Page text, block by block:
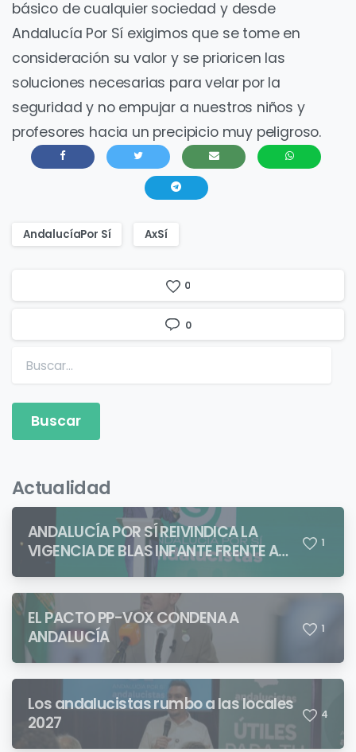
básico de cualquier sociedad y desde
Andalucía Por Sí exigimos que se tome en
consideración su valor y se prioricen las
soluciones necesarias para velar por la
seguridad y no empujar a nuestros niños y
profesores hacia un precipicio muy peligroso.
AndalucíaPor Sí AxSí
0
0
Buscar:
Actualidad
ANDALUCÍA POR SÍ REIVINDICA LA
VIGENCIA DE BLAS INFANTE FRENTE A
QUIENES PRETENDEN NEGAR LA
IDENTIDAD ANDALUZA
1
EL PACTO PP-VOX CONDENA A
ANDALUCÍA
1
Los andalucistas rumbo a las locales
2027
4